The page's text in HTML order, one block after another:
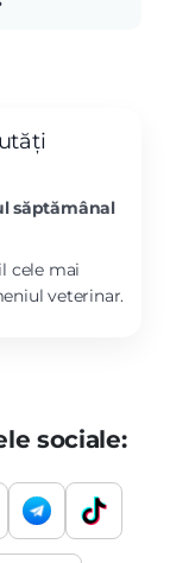
săptămânal
cele mai
veterinar.
sociale: